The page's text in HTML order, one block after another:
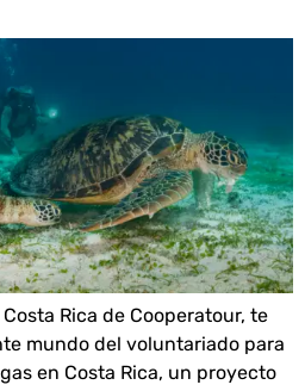
Rica de Cooperatour, te
mundo del voluntariado para
en Costa Rica, un proyecto